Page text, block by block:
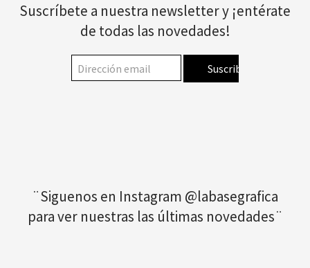
Suscríbete a nuestra newsletter y ¡entérate
de todas las novedades!
¨Siguenos en Instagram @labasegrafica
para ver nuestras las últimas novedades¨